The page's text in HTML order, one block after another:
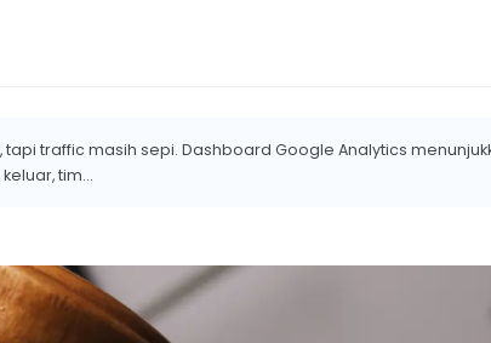
traffic masih sepi. Dashboard Google Analytics
tim...